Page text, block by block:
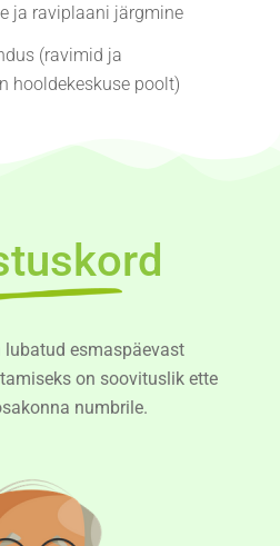
ja raviplaani järgmine
(ravimid ja
hooldekeskuse poolt)
lubatud esmaspäevast
on soovituslik ette
numbrile.